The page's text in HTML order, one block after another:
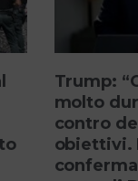
Trump:
molto
contro
obiettivi.